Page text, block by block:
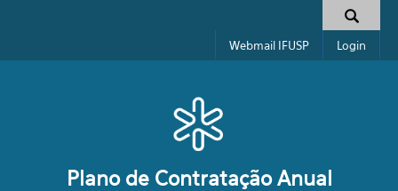
Formulário de busca
Webmail IFUSP Login
Plano de Contratação Anual